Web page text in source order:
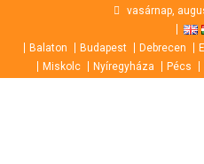
content
vasárnap,
Balaton Budapest Debrecen
Miskolc
Nyíregyháza Pécs